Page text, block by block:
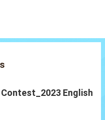
English